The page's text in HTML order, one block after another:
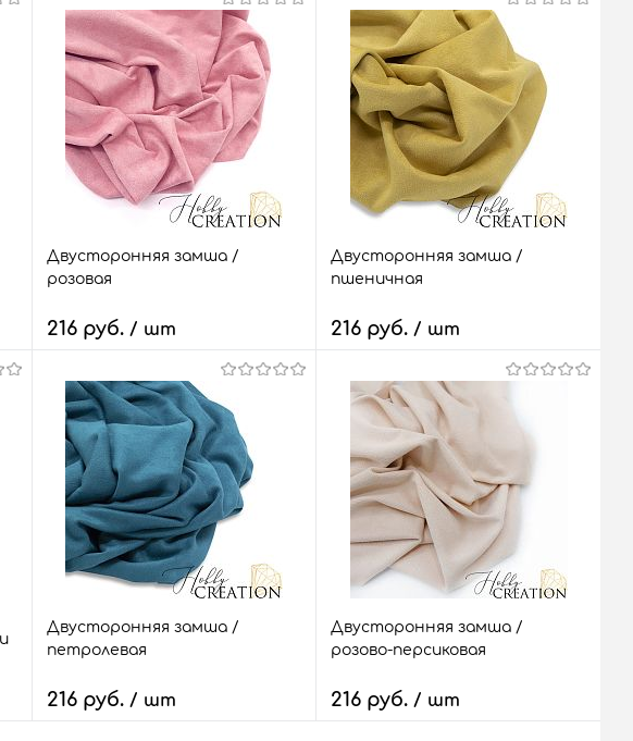
Двусторонняя замша /
розовая
216 руб. / шт
В корзину
Быстрый заказ
Сравнить
В избранное
3 шт.
Размер:
25*70
Двусторонняя замша /
пшеничная
216 руб. / шт
В корзину
Быстрый заказ
В избранное
5 шт.
Размер:
25*70
Двусторонняя замша /
петролевая
216 руб. / шт
Двусторонняя замша /
розово-персиковая
216 руб. / шт